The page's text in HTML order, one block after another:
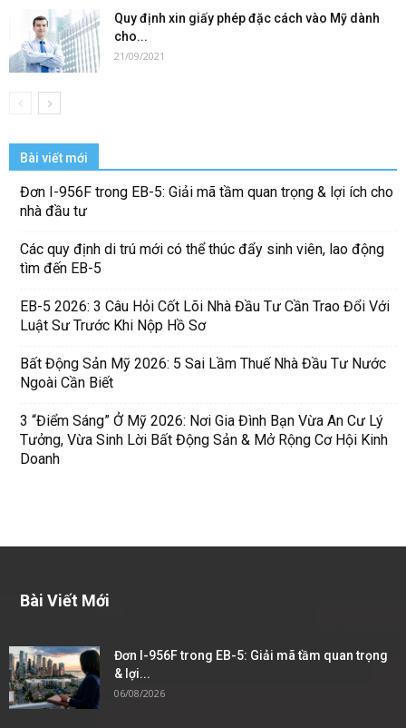
Quy định xin giấy phép đặc cách vào Mỹ dành
cho...
21/09/2021
Bài viết mới
Đơn I-956F trong EB-5: Giải mã tầm quan trọng & lợi ích cho
nhà đầu tư
Các quy định di trú mới có thể thúc đẩy sinh viên, lao động
tìm đến EB-5
EB-5 2026: 3 Câu Hỏi Cốt Lõi Nhà Đầu Tư Cần Trao Đổi Với
Luật Sư Trước Khi Nộp Hồ Sơ
Bất Động Sản Mỹ 2026: 5 Sai Lầm Thuế Nhà Đầu Tư Nước
Ngoài Cần Biết
3 “Điểm Sáng” Ở Mỹ 2026: Nơi Gia Đình Bạn Vừa An Cư Lý
Tưởng, Vừa Sinh Lời Bất Động Sản & Mở Rộng Cơ Hội Kinh
Doanh
Bài Viết Mới
Đơn I-956F trong EB-5: Giải mã tầm quan trọng
& lợi...
06/08/2026